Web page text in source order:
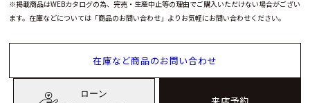
※掲載商品はWEBカタログの為、完売・生産中止等の理由でご購入いただけない場合がござい
ます。在庫などについては「商品のお問い合わせ」よりお気軽にお問い合わせください。
在庫など商品のお問い合わせ
ローン